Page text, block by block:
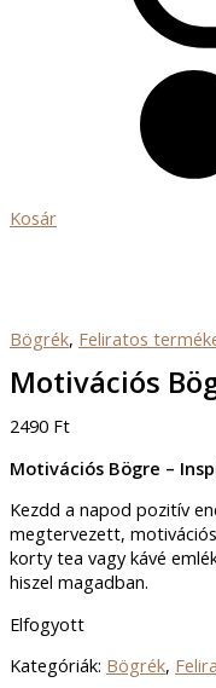
Kosár
Bögrék, Feliratos
Motivációs
2490 Ft
Motivációs Bögre –
Kezdd a napod pozitív
megtervezett,
korty tea vagy kávé
hiszel magadban.
Elfogyott
Kategóriák: Bögrék,